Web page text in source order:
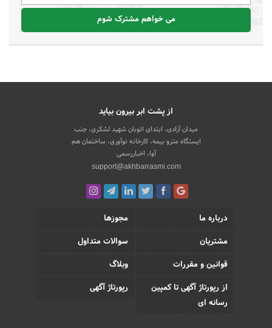
می خواهم مشترک شوم
از پشت ابر بیرون بیاید
میدان آزادی، ابتدای اتوبان شهید لشکری، جنب
ایستگاه مترو بیمه، کارخانه نوآوری، ساختمان هم
آوا، اخباررسمی
support@akhbarrasmi.com
درباره ما
مجوزها
مشتریان
سوالات متداول
قوانین و مقررات
وبلاگ
از رپورتاژ آگهی تا کمپین
رسانه ای
رپورتاژ آگهی